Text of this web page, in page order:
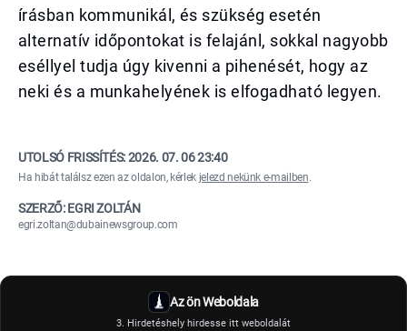
írásban kommunikál, és szükség esetén
alternatív időpontokat is felajánl, sokkal nagyobb
eséllyel tudja úgy kivenni a pihenését, hogy az
neki és a munkahelyének is elfogadható legyen.
UTOLSÓ FRISSÍTÉS:2026. 07. 06 23:40
Ha hibát találsz ezen az oldalon, kérlek jelezd nekünk e-mailben.
SZERZŐ: EGRI ZOLTÁN
egri.zoltan@dubainewsgroup.com
Az ön Weboldala
3. Hirdetéshely hirdesse itt weboldalát